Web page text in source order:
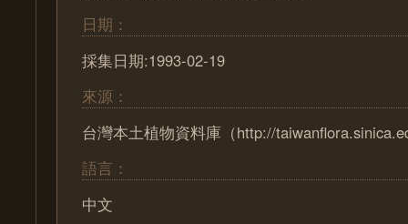
日期：
採集日期:1993-02-19
來源：
台灣本土植物資料庫（http://
語言：
中文